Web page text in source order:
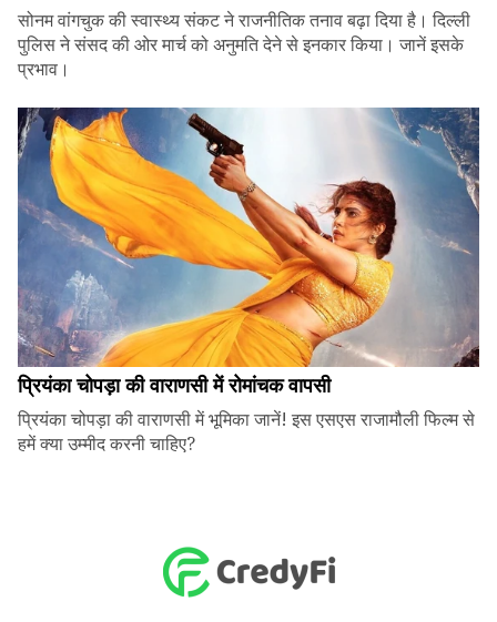
सोनम वांगचुक की स्वास्थ्य संकट ने राजनीतिक तनाव बढ़ा दिया है। दिल्ली
पुलिस ने संसद की ओर मार्च को अनुमति देने से इनकार किया। जानें इसके
प्रभाव।
प्रियंका चोपड़ा की वाराणसी में रोमांचक वापसी
प्रियंका चोपड़ा की वाराणसी में भूमिका जानें! इस एसएस राजामौली फिल्म से
हमें क्या उम्मीद करनी चाहिए?